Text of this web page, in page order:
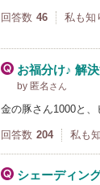
回答数 46 私も知
お福分け♪ 解
by 匿名 さん
金の豚さん1000と
回答数 204 私も
シェーディン